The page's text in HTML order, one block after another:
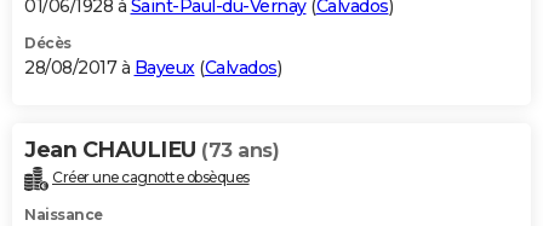
01/06/1928 à Saint-Paul-du-Vernay(Calvados)
Décès
28/08/2017 à Bayeux(Calvados)
Jean CHAULIEU (73 ans)
Créer une cagnotte obsèques
Naissance